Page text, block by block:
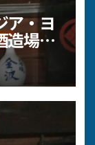
ア・ヨ
場様